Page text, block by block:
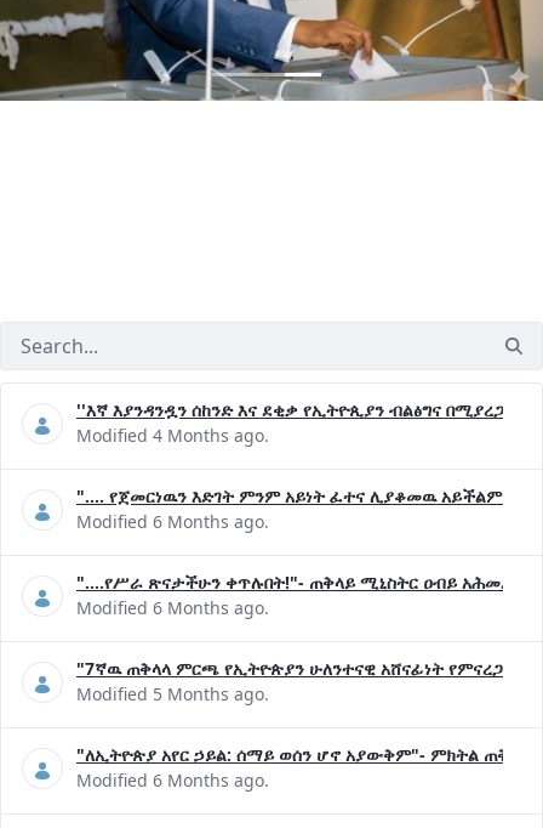
''እኛ እያንዳንዷን ሰከንድ እና ደቂቃ የኢትዮጲያን ብልፅግና
Modified 4 Months ago.
".... የጀመርነዉን እድገት ምንም አይነት ፈተና ሊያቆመዉ አይችልም"-
Modified 6 Months ago.
"....የሥራ ጽናታችሁን ቀጥሉበት!"- ጠቅላይ ሚኒስትር ዐብይ አሕመድ (ዶ/
Modified 6 Months ago.
"7ኛዉ ጠቅላላ ምርጫ የኢትዮጵያን ሁለንተናዊ አሸናፊነት
Modified 5 Months ago.
"ለኢትዮጵያ አየር ኃይል: ሰማይ ወሰን ሆኖ አያውቅም"- ምክትል ጠቅላይ
Modified 6 Months ago.